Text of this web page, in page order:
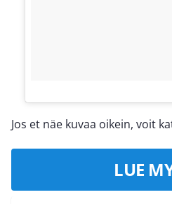
Jos et näe kuvaa oikein, voit
LUE